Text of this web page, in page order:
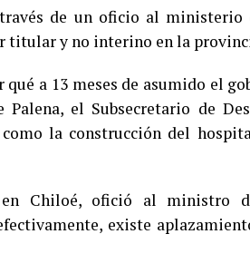
de un oficio al
titular y no interino en la
a 13 meses de asumido el
el Subsecretario de
la construcción del
en Chiloé, ofició al ministro
existe